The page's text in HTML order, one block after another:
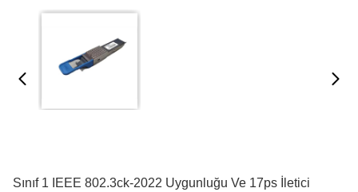
Sınıf 1 IEEE 802.3ck-2022 Uygunluğu Ve 17ps İletici